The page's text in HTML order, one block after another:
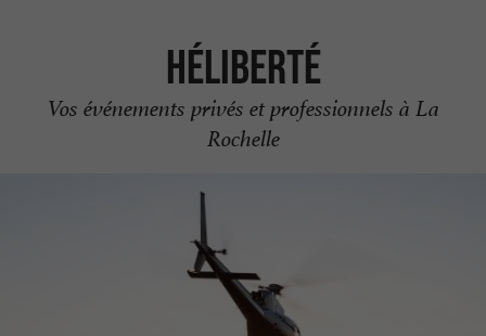
Héliberté
Vos événements privés et professionnels à La
Rochelle